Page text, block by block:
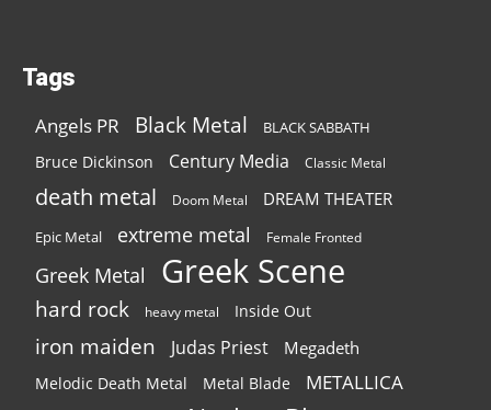
Tags
Angels PR Black Metal BLACK SABBATH
Bruce Dickinson Century Media Classic Metal
death metal Doom Metal DREAM THEATER
Epic Metal extreme metal Female Fronted
Greek Metal Greek Scene
hard rock heavy metal Inside Out
iron maiden Judas Priest Megadeth
Melodic Death Metal Metal Blade METALLICA